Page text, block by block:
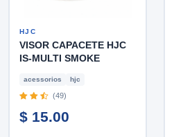
HJC
VISOR CAPACETE HJC
IS-MULTI SMOKE
acessorios hjc
(49)
$ 15.00